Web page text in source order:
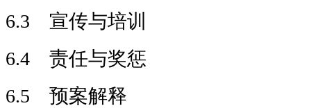
6.3 宣传与培训
6.4 责任与奖惩
6.5 预案解释